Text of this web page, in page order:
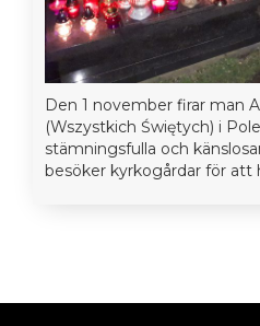
Den 1 november firar man
(Wszystkich Świętych) i
stämningsfulla och
besöker kyrkogårdar för att